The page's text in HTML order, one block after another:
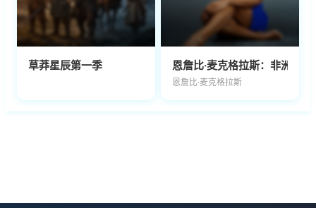
草莽星辰第一季 恩詹比·麦克格拉斯：非洲人
恩詹比·麦克格拉斯